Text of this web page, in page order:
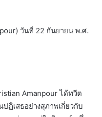
วันที่ 22 กันยายน พ.ศ.
Amanpour ได้ทวีต
ปฏิเสธอย่างสุภาพเกี่ยวกับ